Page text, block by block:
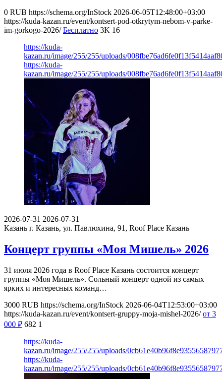
0 RUB https://schema.org/InStock 2026-06-05T12:48:00+03:00
https://kuda-kazan.ru/event/kontsert-pod-otkrytym-nebom-v-parke-
im-gorkogo-2026/ Бесплатно 3K 16
https://kuda-
kazan.ru/image/255/255/uploads/
https://kuda-
kazan.ru/image/255/255/uploads/
2026-07-31 2026-07-31
Казань г. Казань, ул. Павлюхина, 91, Roof Place Казань
Концерт группы «Моя Мишель» 2026
31 июля 2026 года в Roof Place Казань состоится концерт
группы «Моя Мишель». Сольный концерт одной из самых
ярких и интересных команд…
3000 RUB https://schema.org/InStock 2026-06-04T12:53:00+03:00
https://kuda-kazan.ru/event/kontsert-gruppy-moja-mishel-2026/ от 3
000 ₽ 682 1
https://kuda-
kazan.ru/image/255/255/uploads/
https://kuda-
kazan.ru/image/255/255/uploads/